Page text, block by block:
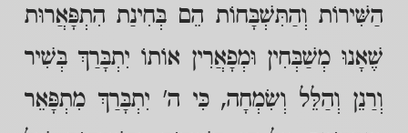
הַשִּׁירוֹת וְהַתִּשְׁבָּחוֹת הֵם בְּחִינַת הִתְפָּאֲרוּת
שֶׁאָנוּ מְשַׁבְּחִין וּמְפָאֲרִין אוֹתוֹ יִתְבָּרַךְ בְּשִׁיר
וְרַנֵן וְהַלֵּל וְשִׂמְחָה, כִּי ה' יִתְבָּרַךְ מִתְפָּאֵר